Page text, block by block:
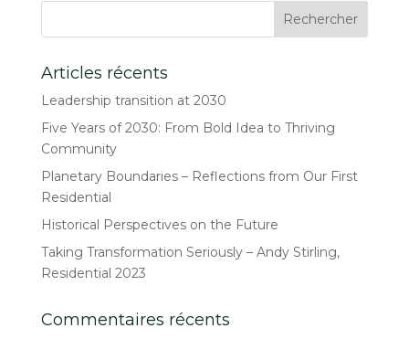
Articles récents
Leadership transition at 2030
Five Years of 2030: From Bold Idea to Thriving
Community
Planetary Boundaries – Reflections from Our First
Residential
Historical Perspectives on the Future
Taking Transformation Seriously – Andy Stirling,
Residential 2023
Commentaires récents